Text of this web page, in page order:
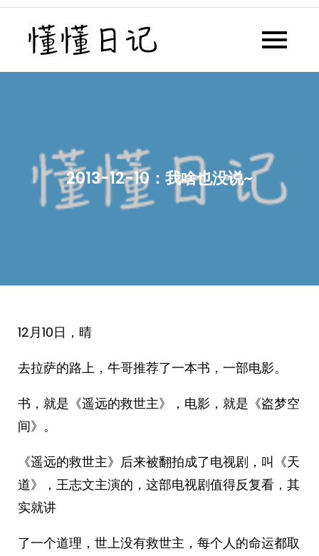
Skip
content
懂懂日记网每天同步更新懂懂学
2013-12-10：我啥也没说~
12月10日，晴
去拉萨的路上，牛哥推荐了一本书，一部电影。
书，就是《遥远的救世主》，电影，就是《盗梦空
间》。
《遥远的救世主》后来被翻拍成了电视剧，叫《天
道》，王志文主演的，这部电视剧值得反复看，其
实就讲
了一个道理，世上没有救世主，每个人的命运都取